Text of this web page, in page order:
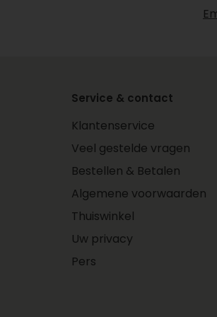
Service & contact
Klantenservice
Veel gestelde vragen
Bestellen & Betalen
Algemene voorwaarden
Thuiswinkel
Uw privacy
Pers